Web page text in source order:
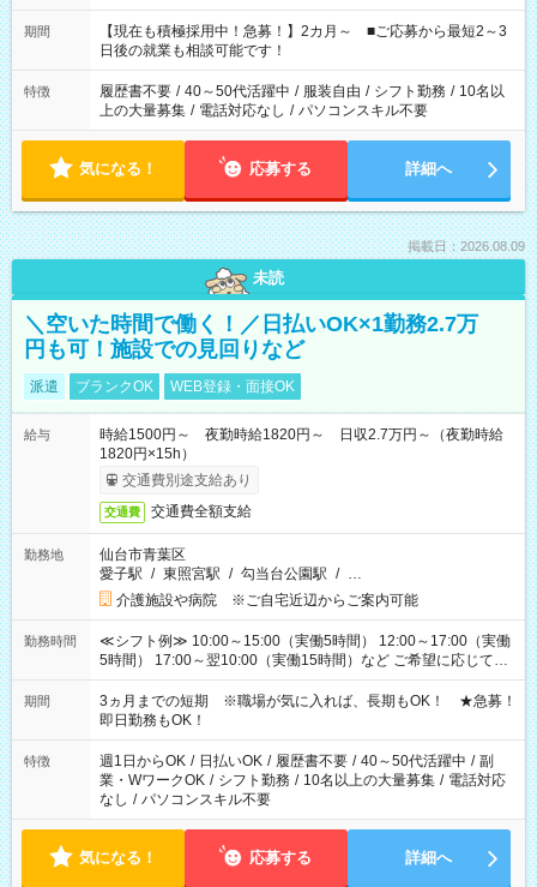
い」 「余裕を持って夕飯の準備がしたい」 「できれば残業はし
たくない」 など、ご希望を教えてくださいね。 ※Wワーク希望
の方へ 今ご覧のお仕事で希望する勤務時間と、もう1つのお仕事
の勤務時間。 合計で週40時間を超える場合は応募できません。
期間
【現在も積極採用中！急募！】2カ月～ ■ご応募から最短2～3
日後の就業も相談可能です！
特徴 履歴書不要 / 40～50代活躍中 / 服装自由 / シフト勤務 / 10名以
上の大量募集 / 電話対応なし / パソコンスキル不要
気になる！ 応募する 詳細へ
掲載日：2026.08.09
未読
＼空いた時間で働く！／日払いOK×1勤務2.7万
円も可！施設での見回りなど
派遣 ブランクOK WEB登録・面接OK
給与
時給1500円～ 夜勤時給1820円～ 日収2.7万円～（夜勤時給
1820円×15h）
交通費別途支給あり
交通費 交通費全額支給
勤務地
仙台市青葉区
愛子駅 / 東照宮駅 / 勾当台公園駅 / …
介護施設や病院 ※ご自宅近辺からご案内可能
勤務時間
≪シフト例≫ 10:00～15:00（実働5時間） 12:00～17:00（実働
5時間） 17:00～翌10:00（実働15時間）など ご希望に応じて、
働く時間は調整できます！ お気軽に担当へ相談ください！
期間
3ヵ月までの短期 ※職場が気に入れば、長期もOK！ ★急募！
即日勤務もOK！
特徴 週1日からOK / 日払いOK / 履歴書不要 / 40～50代活躍中 / 副
業・WワークOK / シフト勤務 / 10名以上の大量募集 / 電話対応
なし / パソコンスキル不要
気になる！ 応募する 詳細へ